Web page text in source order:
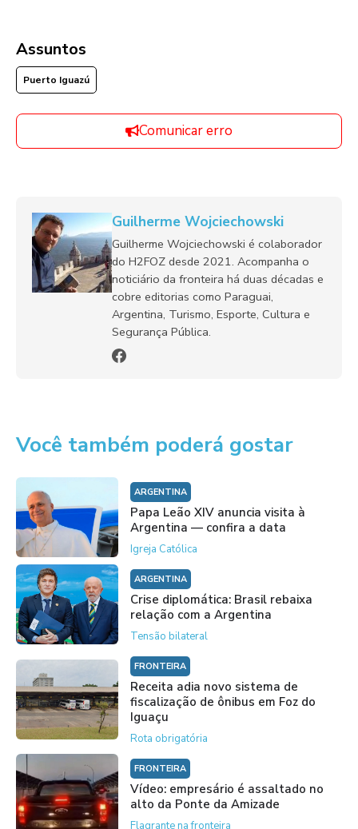
Assuntos
Puerto Iguazú
Comunicar erro
Guilherme Wojciechowski
Guilherme Wojciechowski é colaborador
do H2FOZ desde 2021. Acompanha o
noticiário da fronteira há duas décadas e
cobre editorias como Paraguai,
Argentina, Turismo, Esporte, Cultura e
Segurança Pública.
Você também poderá gostar
ARGENTINA
Papa Leão XIV anuncia visita à
Argentina — confira a data
Igreja Católica
ARGENTINA
Crise diplomática: Brasil rebaixa
relação com a Argentina
Tensão bilateral
FRONTEIRA
Receita adia novo sistema de
fiscalização de ônibus em Foz do
Iguaçu
Rota obrigatória
FRONTEIRA
Vídeo: empresário é assaltado no
alto da Ponte da Amizade
Flagrante na fronteira